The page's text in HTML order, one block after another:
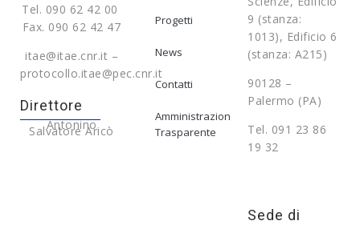
Tel. 090 62 42 00
Fax. 090 62 42 47
itae@itae.cnr.it –
protocollo.itae@pec.cnr.it
Direttore
Antonino
Salvatore Aricò
Progetti
News
Contatti
Amministrazione
Trasparente
9 (stanza:
1013), Edificio 6
(stanza: A215)
90128 –
Palermo (PA)
Tel. 091 23 86
19 32
Sede di